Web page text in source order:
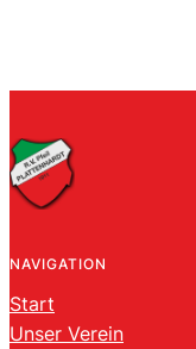
NAVIGATION
Start
Unser Verein